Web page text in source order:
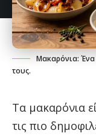
Μακαρόνια: Ένα
τους.
Τα μακαρόνια
τις πιο